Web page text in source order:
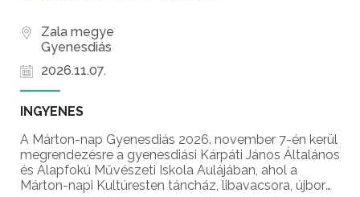
Zala megye
Gyenesdiás
2026.11.07.
INGYENES
A Márton-nap Gyenesdiás 2026. november 7-én kerül
megrendezésre a gyenesdiási Kárpáti János Általános
és Alapfokú Művészeti Iskola Aulájában, ahol a
Márton-napi Kultúresten táncház, libavacsora, újbor